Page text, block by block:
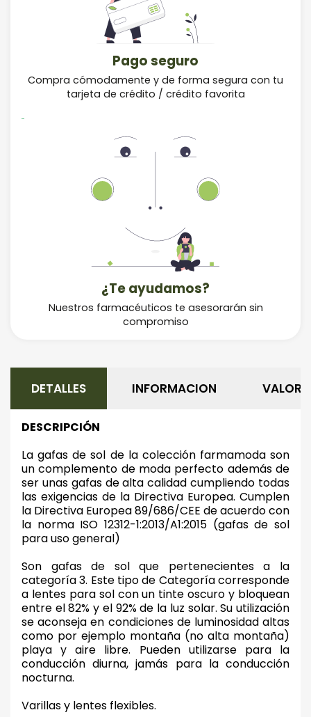
Pago seguro
Compra cómodamente y de forma segura con tu
tarjeta de crédito / crédito favorita
¿Te ayudamos?
Nuestros farmacéuticos te asesorarán sin
compromiso
DETALLES INFORMACION
DESCRIPCIÓN
La gafas de sol de la colección farmamoda son
un complemento de moda perfecto además de
ser unas gafas de alta calidad cumpliendo todas
las exigencias de la Directiva Europea. Cumplen
la Directiva Europea 89/686/CEE de acuerdo con
la norma ISO 12312-1:2013/A1:2015 (gafas de sol
para uso general)
Son gafas de sol que pertenecientes a la
categoría 3. Este tipo de Categoría corresponde
a lentes para sol con un tinte oscuro y bloquean
entre el 82% y el 92% de la luz solar. Su utilización
se aconseja en condiciones de luminosidad altas
como por ejemplo montaña (no alta montaña)
playa y aire libre. Pueden utilizarse para la
conducción diurna, jamás para la conducción
nocturna.
Varillas y lentes flexibles.